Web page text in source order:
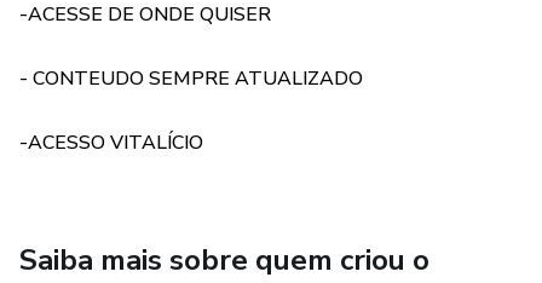
Bromatologia
-ACESSE DE ONDE QUISER
- CONTEUDO SEMPRE ATUALIZADO
-ACESSO VITALÍCIO
Saiba mais sobre quem criou o